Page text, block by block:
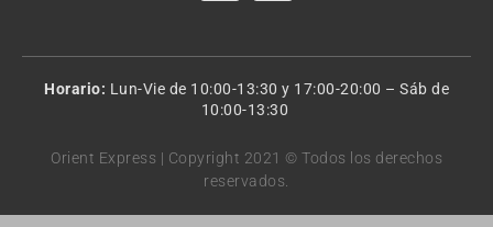
Horario: Lun-Vie de 10:00-13:30 y 17:00-20:00 – Sáb de
10:00-13:30
Orient Express | Copyright 2021 © Todos los derechos
reservados.